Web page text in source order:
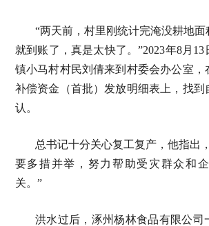
“两天前，村里刚统计完淹没耕地
就到账了，真是太快了。”2023年8月
镇小马村村民刘倩来到村委会办公室，
补偿资金（首批）发放明细表上，找到
认。
总书记十分关心复工复产，他指出
要多措并举，努力帮助受灾群众和
关。”
洪水过后，涿州杨林食品有限公司